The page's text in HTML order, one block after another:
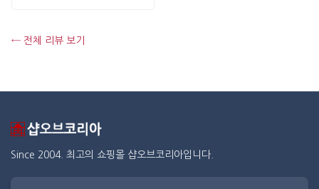
← 전체 리뷰 보기
Since 2004. 최고의 쇼핑몰 샵오브코리아입니다.